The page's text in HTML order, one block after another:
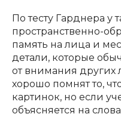
По тесту Гарднера
пространственно-
память на лица и
детали, которые
от внимания
хорошо помнят то,
картинок, но если
объясняется на